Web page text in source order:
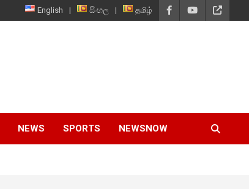
English සිංහල தமிழ்
NEWS SPORTS NEWSNOW